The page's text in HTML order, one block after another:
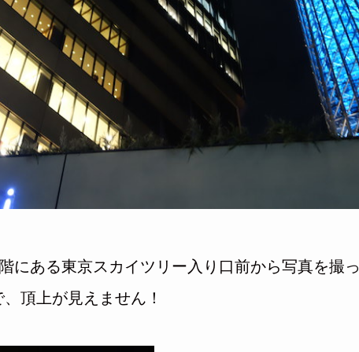
にある東京スカイツリー入り口前から写真を撮っ
頂上が見えません！